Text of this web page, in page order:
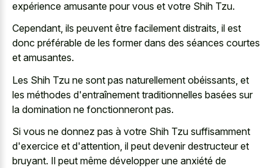
expérience amusante pour vous et votre Shih Tzu.
Cependant, ils peuvent être facilement distraits, il est
donc préférable de les former dans des séances courtes
et amusantes.
Les Shih Tzu ne sont pas naturellement obéissants, et
les méthodes d'entraînement traditionnelles basées sur
la domination ne fonctionneront pas.
Si vous ne donnez pas à votre Shih Tzu suffisamment
d'exercice et d'attention, il peut devenir destructeur et
bruyant. Il peut même développer une anxiété de